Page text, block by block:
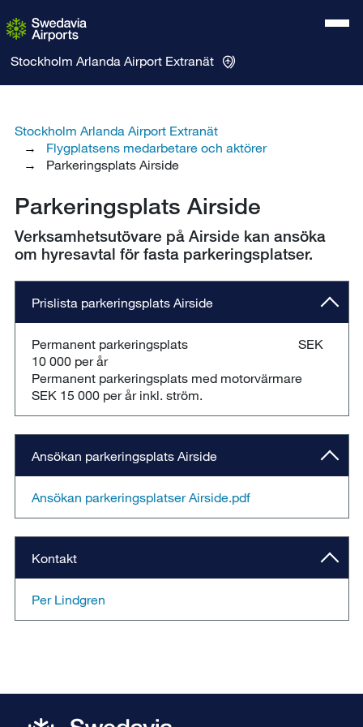
Stockholm Arlanda Airport Extranät
Stockholm Arlanda Airport Extranät
Flygplatsens medarbetare och aktörer
Parkeringsplats Airside
Parkeringsplats Airside
Verksamhetsutövare på Airside kan ansöka
om hyresavtal för fasta parkeringsplatser.
Prislista parkeringsplats Airside
Permanent parkeringsplats SEK
10 000 per år
Permanent parkeringsplats med motorvärmare
SEK 15 000 per år inkl. ström.
Ansökan parkeringsplats Airside
Ansökan parkeringsplatser Airside.pdf
Kontakt
Per Lindgren